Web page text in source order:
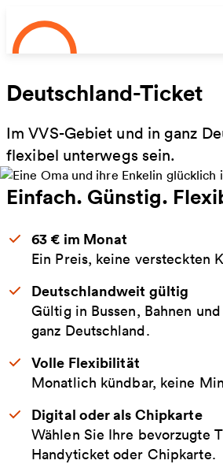
Zum Hauptinhalt springen
Deutschland-Ticket
Im VVS-Gebiet und in ganz
flexibel unterwegs sein.
Einfach. Günstig.
63 € im Monat
Ein Preis, keine versteckten
Deutschlandweit gültig
Gültig in Bussen, Bahnen
ganz Deutschland.
Volle Flexibilität
Monatlich kündbar, keine
Digital oder als Chipkarte
Wählen Sie Ihre bevorzugte
Handyticket oder Chipkarte.